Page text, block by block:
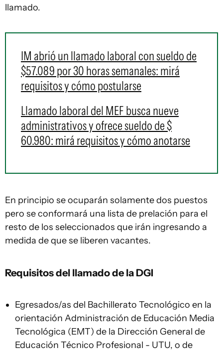
llamado.
IM abrió un llamado laboral con sueldo de
$57.089 por 30 horas semanales: mirá
requisitos y cómo postularse
Llamado laboral del MEF busca nueve
administrativos y ofrece sueldo de $
60.980: mirá requisitos y cómo anotarse
En principio se ocuparán solamente dos puestos
pero se conformará una lista de prelación para el
resto de los seleccionados que irán ingresando a
medida de que se liberen vacantes.
Requisitos del llamado de la DGI
Egresados/as del Bachillerato Tecnológico en la
orientación Administración de Educación Media
Tecnológica (EMT) de la Dirección General de
Educación Técnico Profesional - UTU, o de